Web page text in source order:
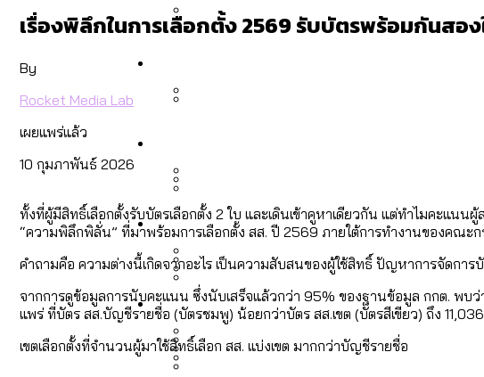
สมุดจดการบ้าน ส.ก. 2569 : แต่ละเขตมี
Vote62 ขอบคุณประชาชนที่ร่วมสังเกต
สวนสาธารณะและพื้นที่สีเขียวใน กทม. เ
ขยะมูลฝอย 2568 [ข้อมูลดิบ]
โลกใบเดียว สิทธิไม่เท่ากัน: กฎหมายกา
สำรวจ Hate Speech ที่ถูกผลิตซ้ำผ่า
Economy
เมกะโปรเจ็กต์ของ กทม. ในช่วงที่มีการ
Future
เรื่องพิลึกในการเลือกตั้ง 2569 รับบัตรพร้อมกันสอ
By
Rocket Media Lab
เผยแพร่แล้ว
10 กุมภาพันธ์ 2026
ทั้งที่ผู้มีสิทธิ์เลือกตั้งรับบัตรเลือกตั้ง 2 ใบ และเดินเข้าคูหาเดียวกัน แต่ทำไมคะแ
“ความพิลึกพิลั่น” ที่มาพร้อมการเลือกตั้ง สส. ปี 2569 ภายใต้การทำงานของคณะ
คำถามคือ ความต่างนี้เกิดจากอะไร เป็นความสับสนของผู้ใช้สิทธิ์ ปัญหาการจัดกา
จากการดูข้อมูลการนับคะแนน ซึ่งนับเสร็จแล้วกว่า 95% ของฐานข้อมูล กกต. พบ
แพร่ ที่บัตร สส.บัญชีรายชื่อ (บัตรชมพู) น้อยกว่าบัตร สส.เขต (บัตรสีเขียว) ถึง
เขตเลือกตั้งที่จำนวนผู้มาใช้สิทธิ์เลือก สส. แบ่งเขต มากกว่าบัญชีรายชื่อ